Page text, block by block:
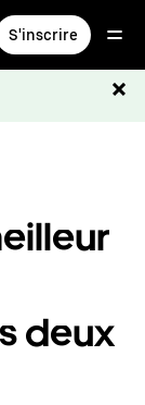
S'inscrire
deux